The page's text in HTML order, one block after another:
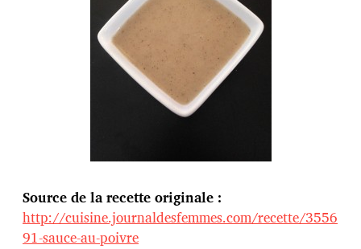
Source de la recette originale :
http://cuisine.journaldesfemmes.com/recette/3556
91-sauce-au-poivre